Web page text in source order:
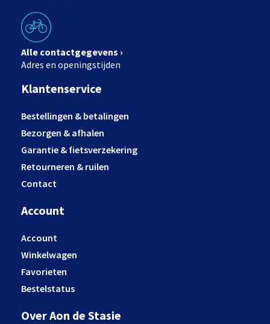
Alle contactgegevens ›
Adres en openingstijden
Klantenservice
Bestellingen & betalingen
Bezorgen & afhalen
Garantie & fietsverzekering
Retourneren & ruilen
Contact
Account
Account
Winkelwagen
Favorieten
Bestelstatus
Over Aon de Stasie